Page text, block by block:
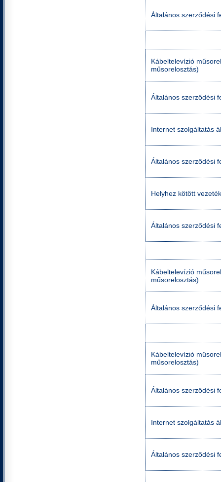
Általános szerződési
Kábeltelevízió
műsorelosztás)
Általános szerződési
Internet szolgáltatás
Általános szerződési
Helyhez kötött
Általános szerződési
Kábeltelevízió
műsorelosztás)
Általános szerződési
Kábeltelevízió
műsorelosztás)
Általános szerződési
Internet szolgáltatás
Általános szerződési